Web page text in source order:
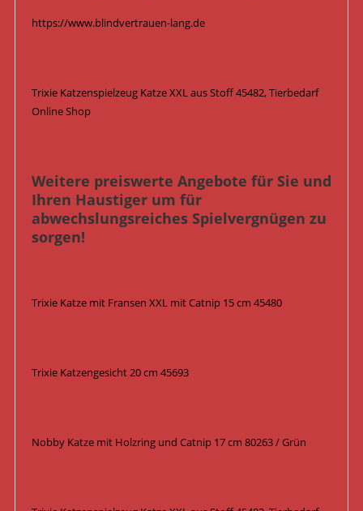
https://www.blindvertrauen-lang.de
Trixie Katzenspielzeug Katze XXL aus Stoff 45482, Tierbedarf
Online Shop
Weitere preiswerte Angebote für Sie und
Ihren Haustiger um für
abwechslungsreiches Spielvergnügen zu
sorgen!
Trixie Katze mit Fransen XXL mit Catnip 15 cm 45480
Trixie Katzengesicht 20 cm 45693
Nobby Katze mit Holzring und Catnip 17 cm 80263 / Grün